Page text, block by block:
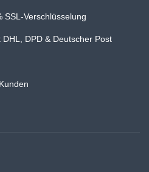
SSL-Verschlüsselung
DPD & Deutscher Post